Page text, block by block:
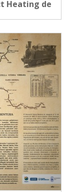
Heating de